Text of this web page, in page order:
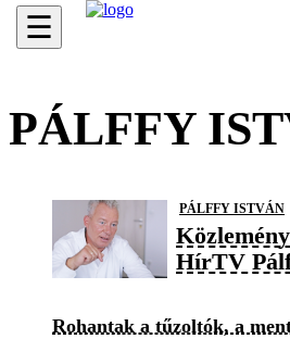
☰
PÁLFFY
PÁLFFY ISTVÁN
HírTV
Rohantak a tűzoltók, a